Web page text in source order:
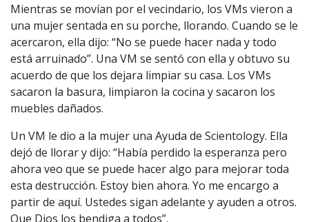
Mientras se movían por el vecindario, los VMs vieron a
una mujer sentada en su porche, llorando. Cuando se le
acercaron, ella dijo: “No se puede hacer nada y todo
está arruinado”. Una VM se sentó con ella y obtuvo su
acuerdo de que los dejara limpiar su casa. Los VMs
sacaron la basura, limpiaron la cocina y sacaron los
muebles dañados.
Un VM le dio a la mujer una Ayuda de Scientology. Ella
dejó de llorar y dijo: “Había perdido la esperanza pero
ahora veo que se puede hacer algo para mejorar toda
esta destrucción. Estoy bien ahora. Yo me encargo a
partir de aquí. Ustedes sigan adelante y ayuden a otros.
Que Dios los bendiga a todos”.